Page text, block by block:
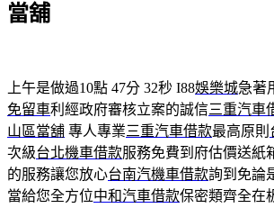
當舖
上午是做過10點 47分 32秒 I88娛樂城急著
免留車利經政府審核立案的誠信三重汽車
山區當舖 專人專業三重汽車借款最高原則
次級台北機車借款服務免費到府估價送紙
的服務讓您放心台南汽機車借款詢到免論
當給您全方位中和汽車借款保密類齊全在